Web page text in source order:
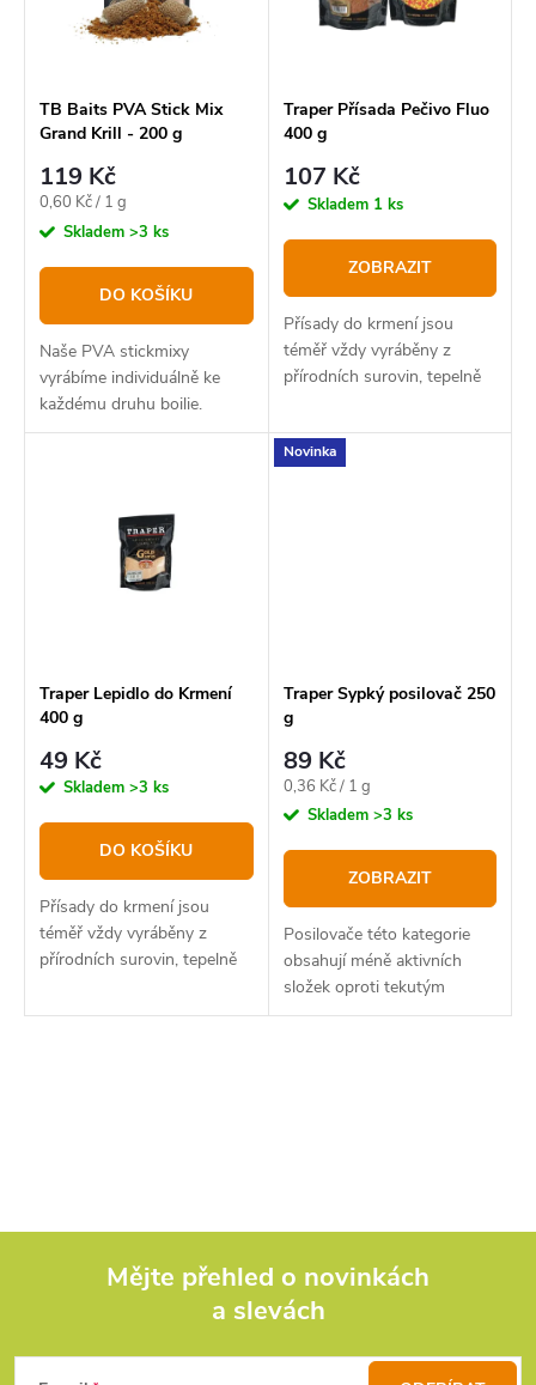
o
d
u
k
t
ů
r
o
d
u
k
t
ů
TB Baits PVA Stick Mix
Grand Krill - 200 g
119 Kč
Měrná
cena:
0,60 Kč / 1 g
Skladem >3 ks
DO KOŠÍKU
Naše PVA stickmixy
vyrábíme individuálně ke
každému druhu boilie.
Traper Přísada Pečivo Fluo
400 g
107 Kč
Skladem 1 ks
ZOBRAZIT
Přísady do krmení jsou
téměř vždy vyráběny z
přírodních surovin, tepelně
všech sérií vnadících směsí
TRAPER pro zatraktivnění
Traper Lepidlo do Krmení
400 g
49 Kč
Skladem >3 ks
DO KOŠÍKU
Přísady do krmení jsou
téměř vždy vyráběny z
přírodních surovin, tepelně
všech sérií vnadících směsí
Novinka
Traper Sypký posilovač 250
g
89 Kč
Měrná
cena:
0,36 Kč / 1 g
Skladem >3 ks
ZOBRAZIT
Posilovače této kategorie
obsahují méně aktivních
složek oproti tekutým
posilovačům v sérii
á
c
Mějte přehled o novinkách
a slevách